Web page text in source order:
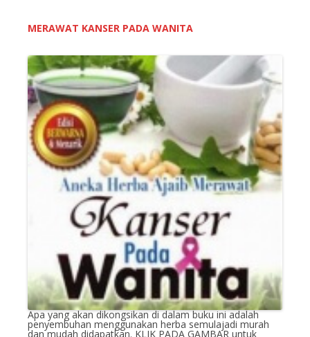
MERAWAT KANSER PADA WANITA
Apa yang akan dikongsikan di dalam buku ini adalah
penyembuhan menggunakan herba semulajadi murah
dan mudah didapatkan. KLIK PADA GAMBAR untuk